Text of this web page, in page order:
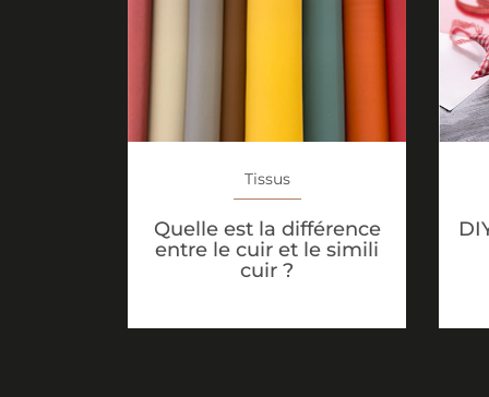
Tissus
Quelle est la différence
entre le cuir et le simili
cuir ?